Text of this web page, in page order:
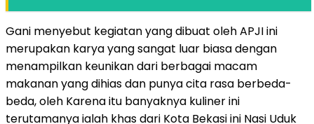
Gani menyebut kegiatan yang dibuat oleh APJI ini
merupakan karya yang sangat luar biasa dengan
menampilkan keunikan dari berbagai macam
makanan yang dihias dan punya cita rasa berbeda-
beda, oleh Karena itu banyaknya kuliner ini
terutamanya ialah khas dari Kota Bekasi ini Nasi Uduk